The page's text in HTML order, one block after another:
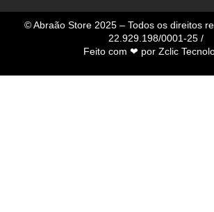
© Abraão Store 2025 – Todos os direitos
22.929.198/0001-25 /
Feito com ❤ por Zclic